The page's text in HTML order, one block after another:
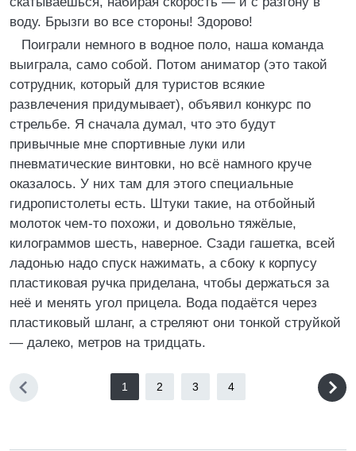
воду. Брызги во все стороны! Здорово!
Поиграли немного в водное поло, наша команда
выиграла, само собой. Потом аниматор (это такой
сотрудник, который для туристов всякие
развлечения придумывает), объявил конкурс по
стрельбе. Я сначала думал, что это будут
привычные мне спортивные луки или
пневматические винтовки, но всё намного круче
оказалось. У них там для этого специальные
гидропистолеты есть. Штуки такие, на отбойный
молоток чем-то похожи, и довольно тяжёлые,
килограммов шесть, наверное. Сзади гашетка, всей
ладонью надо спуск нажимать, а сбоку к корпусу
пластиковая ручка приделана, чтобы держаться за
неё и менять угол прицела. Вода подаётся через
пластиковый шланг, а стреляют они тонкой струйкой
— далеко, метров на тридцать.
1 2 3 4